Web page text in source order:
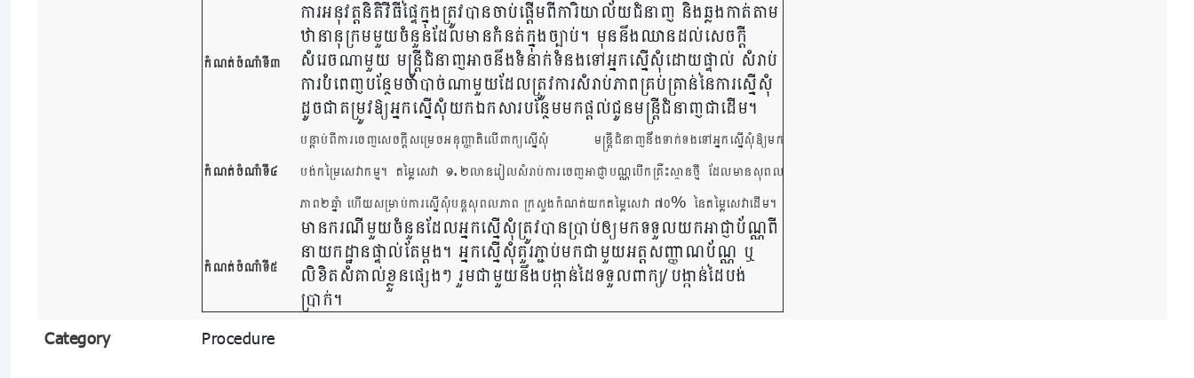
កំណត់ចំណាំទី៣
ការអនុវត្តនិតិវីធីផ្ទៃក្នុងត្រូវបានចាប់ផ្តើមពីការិយាល័យជំនាញ និងឆ្លងកាត់តាម
ឋានានុក្រមមួយចំនួនដែលមានកំនត់ក្នុងច្បាប់។ មុននឹងឈានដល់សេចក្តី
សំរេចណាមួយ មន្ត្រីជំនាញអាចនឹងទំនាក់ទំនងទៅអ្នកស្នើសុំដោយផ្ទាល់ សំរាប់
ការបំពេញបន្ថែម​ចាំបាច់ណាមួយដែលត្រូវការសំរាប់ភាពគ្រប់គ្រាន់នៃការស្នើសុំ
ដូចជាតម្រូវឱ្យអ្នកស្នើសុំយកឯកសារបន្ថែមមកផ្តល់ជូនមន្រ្តីជំនាញជាដើម។
កំណត់ចំណាំទី៤
បន្តាប់ពីការចេញសេចក្តីសម្រេចអនុញ្ញាតិលើពាក្យស្នើសុំ មន្ត្រីជំនាញនឹងទាក់ទងទៅអ្នកស្នើសុំឱ្យមក
បង់កម្រៃសេវាកម្ម។ តម្លៃសេវា ១. ២លានរៀលសំរាប់ការចេញអាជ្ញាបណ្ណបើកគ្រឺះស្ថានថ្មី ដែលមានសុពល
ភាព២ឆ្នាំ ហើយសម្រាប់ការស្នើសុំបន្តសុពលភាព ក្រសួងកំណត់យកតម្លៃសេវា ៧០% នៃតម្លៃសេវាដើម។
កំណត់ចំណាំទី៥
មានករណីមួយចំនួនដែលអ្នកស្នើសុំត្រូវបានប្រាប់ឲ្យមកទទួលយកអាជ្ញាប័ណ្ណពី
នាយកដ្ឋានផ្ទាល់តែម្តង។​ អ្នកស្នើសុំគួរភ្ជាប់មកជាមួយអត្តសញ្ញាណប័ណ្ណ ឬ
លិខិតសំគាល់ខ្លួនផ្សេងៗ រួមជាមួយនឹងបង្កាន់ដៃទទួលពាក្យ/បង្កាន់ដៃបង់
ប្រាក់។
Category Procedure